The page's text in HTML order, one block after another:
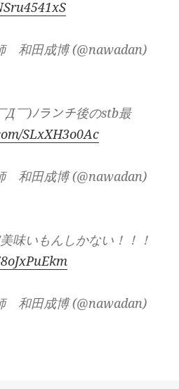
和田成博 (@nawadan)
Д￣)ﾉランチ後のstb最
SLxXH3o0Ac
和田成博 (@nawadan)
味いもんしかない！！！
和田成博 (@nawadan)